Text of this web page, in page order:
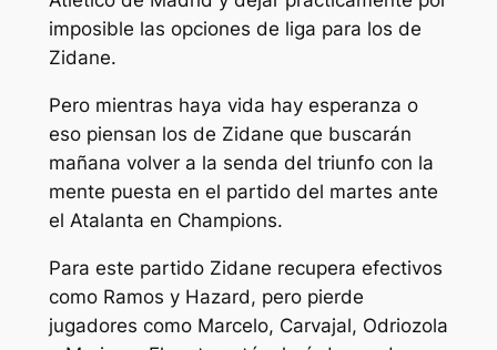
imposible las opciones de liga para los de
Zidane.
Pero mientras haya vida hay esperanza o
eso piensan los de Zidane que buscarán
mañana volver a la senda del triunfo con la
mente puesta en el partido del martes ante
el Atalanta en Champions.
Para este partido Zidane recupera efectivos
como Ramos y Hazard, pero pierde
jugadores como Marcelo, Carvajal, Odriozola